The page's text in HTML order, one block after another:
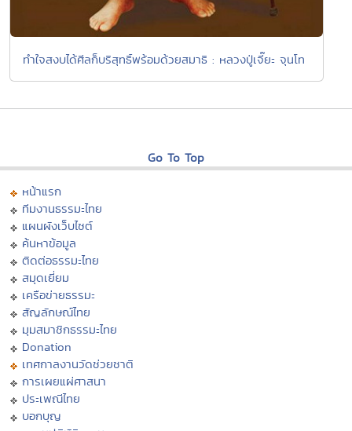
ทำใจสงบได้ศีลก็บริสุทธิ์พร้อมด้วยสมาธิ : หลวงปู่เจี๊ยะ จุนโท
Go To Top
หน้าแรก
ทีมงานธรรมะไทย
แผนผังเว็บไซต์
ค้นหาข้อมูล
ติดต่อธรรมะไทย
สมุดเยี่ยม
เครือข่ายธรรมะ
สัญลักษณ์ไทย
มุมสมาชิกธรรมะไทย
Donation
เทศกาลงานวัดช่วยชาติ
การเผยแผ่ศาสนา
ประเพณีไทย
บอกบุญ